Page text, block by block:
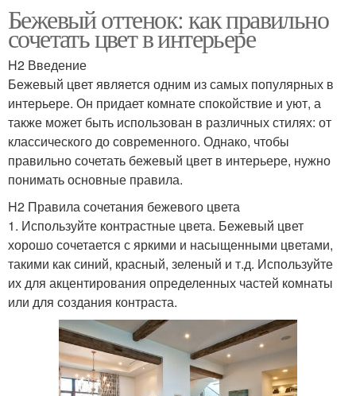
Бежевый оттенок: как правильно
сочетать цвет в интерьере
H2 Введение
Бежевый цвет является одним из самых популярных в
интерьере. Он придает комнате спокойствие и уют, а
также может быть использован в различных стилях: от
классического до современного. Однако, чтобы
правильно сочетать бежевый цвет в интерьере, нужно
понимать основные правила.
H2 Правила сочетания бежевого цвета
1. Используйте контрастные цвета. Бежевый цвет
хорошо сочетается с яркими и насыщенными цветами,
такими как синий, красный, зеленый и т.д. Используйте
их для акцентирования определенных частей комнаты
или для создания контраста.